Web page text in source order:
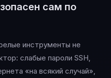
сам по
инструменты не
слабые пароли SSH,
«на всякий случай»,